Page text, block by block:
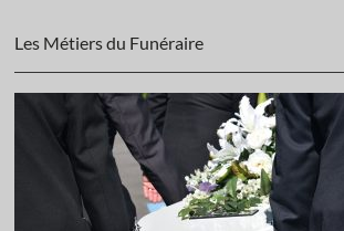
Les Métiers du Funéraire